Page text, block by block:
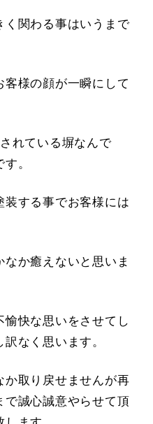
く関わる事はいうまで
様の顔が一瞬にして
れている塀なんで
。
する事でお客様には
か癒えないと思いま
快な思いをさせてし
なく思います。
か取り戻せませんが再
で誠心誠意やらせて頂